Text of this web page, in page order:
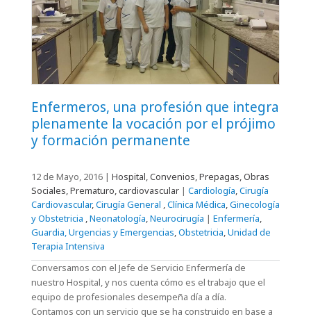
Enfermeros, una profesión que integra
plenamente la vocación por el prójimo
y formación permanente
12 de Mayo, 2016 | Hospital, Convenios, Prepagas, Obras
Sociales, Prematuro, cardiovascular | Cardiología,Cirugía
Cardiovascular,Cirugía General ,Clínica Médica,Ginecología
y Obstetricia ,Neonatología,Neurocirugía | Enfermería,
Guardia, Urgencias y Emergencias,Obstetricia,Unidad de
Terapia Intensiva
Conversamos con el Jefe de Servicio Enfermería de
nuestro Hospital, y nos cuenta cómo es el trabajo que el
equipo de profesionales desempeña día a día.
Contamos con un servicio que se ha construido en base a